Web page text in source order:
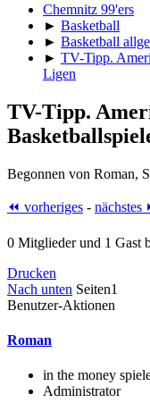
Chemnitz 99'ers
► Basketball
► Basketball
► TV-Tipp.
Ligen
TV-Tipp.
Begonnen von Roman,
⏪ vorheriges - nächstes
0 Mitglieder und 1 Gast
Drucken
Nach unten Seiten1
Benutzer-Aktionen
Roman
in the money
Administrator